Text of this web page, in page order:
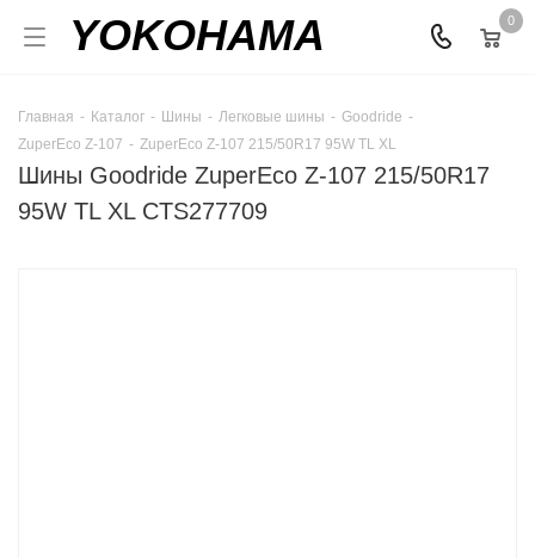
YOKOHAMA 0
Главная - Каталог - Шины - Легковые шины - Goodride -
ZuperEco Z-107 - ZuperEco Z-107 215/50R17 95W TL XL
Шины Goodride ZuperEco Z-107 215/50R17
95W TL XL CTS277709